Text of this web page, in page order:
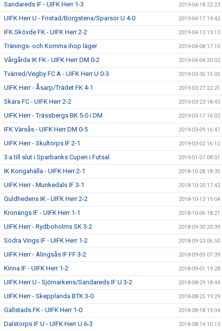
Sandareds IF - UIFK Herr 1-3 2019-04-18 22:23
UIFK Herr U - Fristad/Borgstena/Sparsör U 4-0 2019-04-17 19:42
IFK Skövde FK - UIFK Herr 2-2 2019-04-13 19:13
Tränings- och Komma ihop läger 2019-04-08 17:10
Vårgårda IK FK - UIFK Herr DM 0-2 2019-04-04 20:02
Tvärred/Vegby FC A - UIFK Herr U 0-3 2019-03-30 15:05
UIFK Herr - Åsarp/Trädet FK 4-1 2019-03-27 22:21
Skara FC - UIFK Herr 2-2 2019-03-23 18:45
UIFK Herr - Trässbergs BK 5-0 i DM 2019-03-17 16:02
IFK Värsås - UIFK Herr DM 0-5 2019-03-09 16:47
UIFK Herr - Skultorps IF 2-1 2019-03-02 16:12
3:a till slut i Sparbanks Cupen i Futsal 2019-01-07 08:01
IK Kongahälla - UIFK Herr 2-1 2018-10-28 18:35
UIFK Herr - Munkedals IF 3-1 2018-10-20 17:42
Guldhedens IK - UIFK Herr 2-2 2018-10-13 19:04
Kronängs IF - UIFK Herr 1-1 2018-10-06 18:21
UIFK Herr - Rydboholms SK 3-2 2018-09-30 20:39
Södra Vings IF - UIFK Herr 1-2 2018-09-23 06:50
UIFK Herr - Alingsås IF FF 3-2 2018-09-09 07:39
Kinna IF - UIFK Herr 1-2 2018-09-01 19:28
UIFK Herr U - Sjömarkens/Sandareds IF U 3-2 2018-08-29 18:44
UIFK Herr - Skepplanda BTK 3-0 2018-08-25 19:29
Gällstads FK - UIFK Herr 1-0 2018-08-18 19:04
Dalstorps IF U - UIFK Herr U 6-3 2018-08-14 10:13